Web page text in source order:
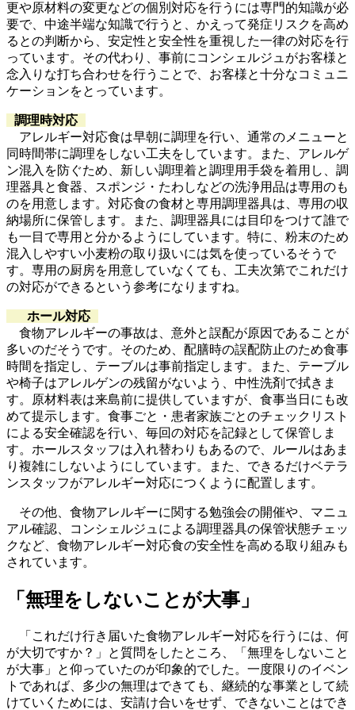
更や原材料の変更などの個別対応を行うには専門的知識が必
要で、中途半端な知識で行うと、かえって発症リスクを高め
るとの判断から、安定性と安全性を重視した一律の対応を行
っています。その代わり、事前にコンシェルジュがお客様と
念入りな打ち合わせを行うことで、お客様と十分なコミュニ
ケーションをとっています。
調理時対応
アレルギー対応食は早朝に調理を行い、通常のメニューと
同時間帯に調理をしない工夫をしています。また、アレルゲ
ン混入を防ぐため、新しい調理着と調理用手袋を着用し、調
理器具と食器、スポンジ・たわしなどの洗浄用品は専用のも
のを用意します。対応食の食材と専用調理器具は、専用の収
納場所に保管します。また、調理器具には目印をつけて誰で
も一目で専用と分かるようにしています。特に、粉末のため
混入しやすい小麦粉の取り扱いには気を使っているそうで
す。専用の厨房を用意していなくても、工夫次第でこれだけ
の対応ができるという参考になりますね。
ホール対応
食物アレルギーの事故は、意外と誤配が原因であることが
多いのだそうです。そのため、配膳時の誤配防止のため食事
時間を指定し、テーブルは事前指定します。また、テーブル
や椅子はアレルゲンの残留がないよう、中性洗剤で拭きま
す。原材料表は来島前に提供していますが、食事当日にも改
めて提示します。食事ごと・患者家族ごとのチェックリスト
による安全確認を行い、毎回の対応を記録として保管しま
す。ホールスタッフは入れ替わりもあるので、ルールはあま
り複雑にしないようにしています。また、できるだけベテラ
ンスタッフがアレルギー対応につくように配置します。
その他、食物アレルギーに関する勉強会の開催や、マニュ
アル確認、コンシェルジュによる調理器具の保管状態チェッ
クなど、食物アレルギー対応食の安全性を高める取り組みも
されています。
「無理をしないことが大事」
「これだけ行き届いた食物アレルギー対応を行うには、何
が大切ですか？」と質問をしたところ、「無理をしないこと
が大事」と仰っていたのが印象的でした。一度限りのイベン
トであれば、多少の無理はできても、継続的な事業として続
けていくためには、安請け合いをせず、できないことはでき